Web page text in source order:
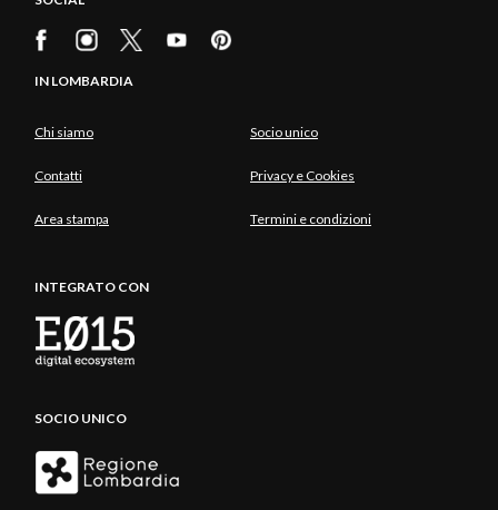
IN LOMBARDIA
Chi siamo Socio unico
Contatti Privacy e Cookies
Area stampa Termini e condizioni
INTEGRATO CON
SOCIO UNICO